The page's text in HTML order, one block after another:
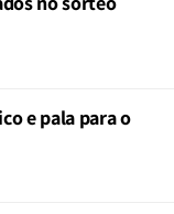
e pala para o